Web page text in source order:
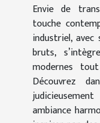
Envie de
touche
industriel,
bruts,
modernes
Découvrez
ambiance